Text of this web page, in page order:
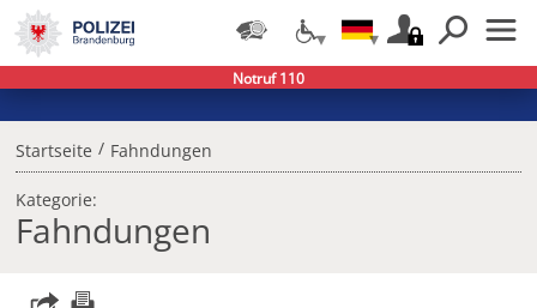
Startseite / Fahndungen
Kategorie:
Fahndungen
Notruf 110